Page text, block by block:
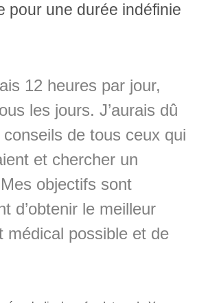
pour une durée indéfinie
12 heures par jour,
les jours. J’aurais dû
de tous ceux qui
et chercher un
objectifs sont
d’obtenir le meilleur
médical possible et de